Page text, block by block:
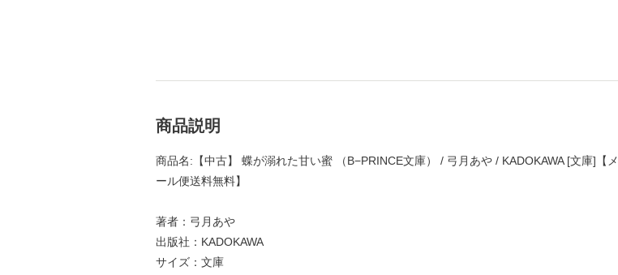
商品説明
商品名:【中古】 蝶が溺れた甘い蜜 （B−PRINCE文庫） / 弓月あや / KADOKAWA [文庫]【メ
ール便送料無料】
著者：弓月あや
出版社：KADOKAWA
サイズ：文庫